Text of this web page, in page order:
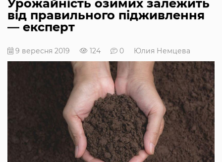
Урожайність озимих залежить
від правильного підживлення
— експерт
9 вересня 2019 124 0 Юлия Немцева